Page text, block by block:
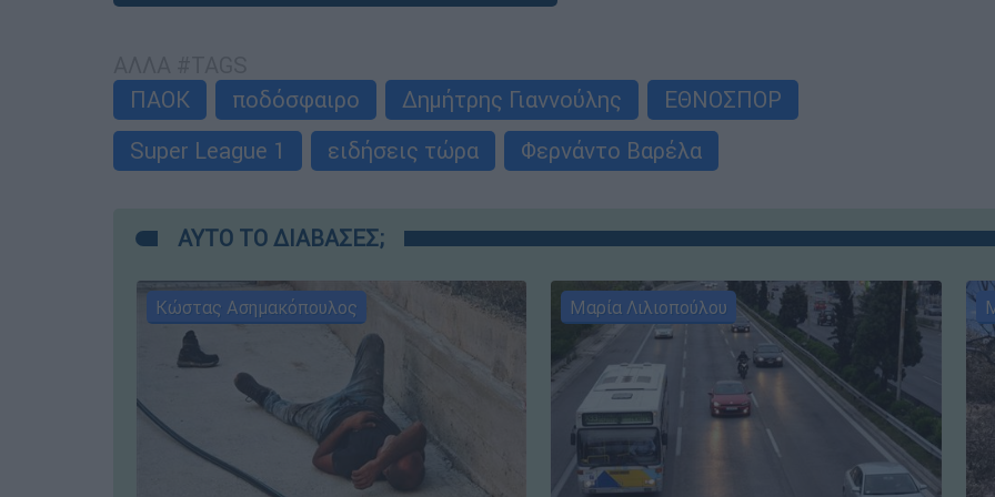
ΠΑΟΚ
ποδόσφαιρο Δημήτρης Γιαννούλης
ΕΘΝΟΣΠΟΡ
Super League 1
ειδήσεις τώρα Φερνάντο Βαρέλα
ΑΥΤΟ ΤΟ ΔΙΑΒΑΣΕΣ;
Κώστας Ασημακόπουλος Μαρία Λιλιοπούλου